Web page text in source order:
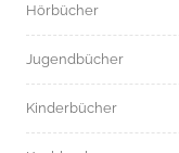
Hörbücher
Jugendbücher
Kinderbücher